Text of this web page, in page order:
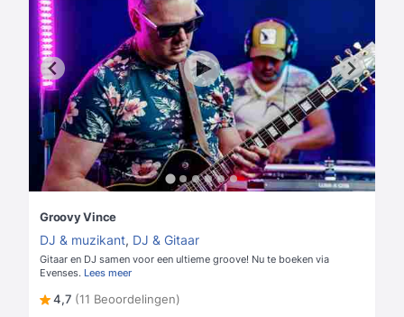
Groovy Vince
DJ & muzikant, DJ & Gitaar
Gitaar en DJ samen voor een ultieme groove! Nu te boeken via
Evenses. Lees meer
4,7 (11 Beoordelingen)